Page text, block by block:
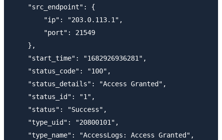
    "src_endpoint": {
        "ip": "203.0.113.1",
        "port": 21549
    },
    "start_time": "1682926936281",
    "status_code": "100",
    "status_details": "Access Granted",
    "status_id": "1",
    "status": "Success",
    "type_uid": "20800101",
    "type_name": "AccessLogs: Access Granted",